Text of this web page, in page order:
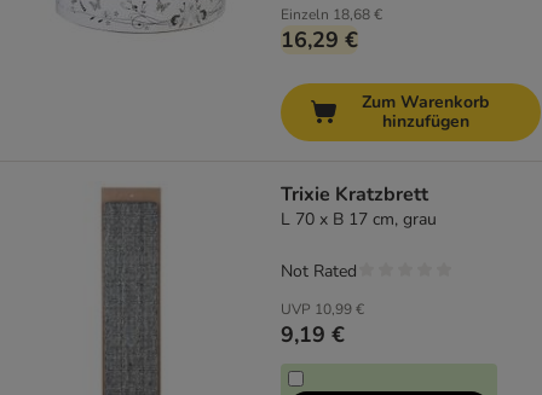
Einzeln 18,68 €
16,29 €
Zum Warenkorb
hinzufügen
Trixie Kratzbrett
L 70 x B 17 cm, grau
UVP 10,99 €
9,19 €
Not Rated